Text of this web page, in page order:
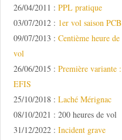
26/04/2011 : PPL pratique
03/07/2012 : 1er vol saison PCB
09/07/2013 : Centième heure de
vol
26/06/2015 : Première variante :
EFIS
25/10/2018 : Laché Mérignac
08/10/2021 : 200 heures de vol
31/12/2022 : Incident grave